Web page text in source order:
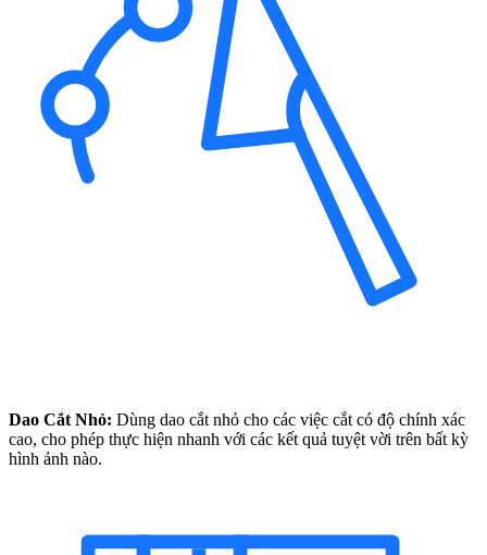
Dao Cắt Nhỏ: Dùng dao cắt nhỏ cho các việc cắt có độ chính xác
cao, cho phép thực hiện nhanh với các kết quả tuyệt vời trên bất kỳ
hình ảnh nào.